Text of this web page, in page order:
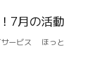
7月の活動
サービス ほっと